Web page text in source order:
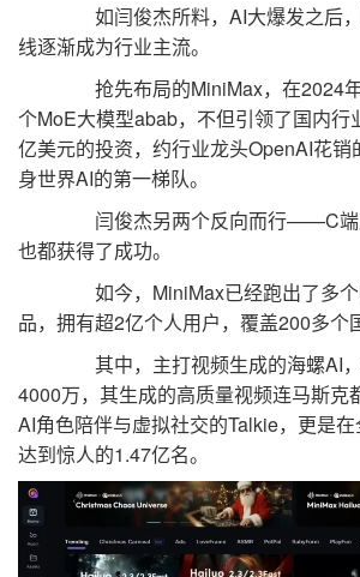
如闫俊杰所料，AI大爆发之后
线逐渐成为行业主流。
抢先布局的MiniMax，在2024
个MoE大模型abab，不但引领了国内行
亿美元的投资，约行业龙头OpenAI花销
身世界AI的第一梯队。
闫俊杰另两个反向而行——C端产
也都获得了成功。
如今，MiniMax已经跑出了多个
品，拥有超2亿个人用户，覆盖200多个
其中，主打视频生成的海螺AI
4000万，其生成的高质量视频连马斯克
AI角色陪伴与虚拟社交的Talkie，更是
达到惊人的1.47亿名。